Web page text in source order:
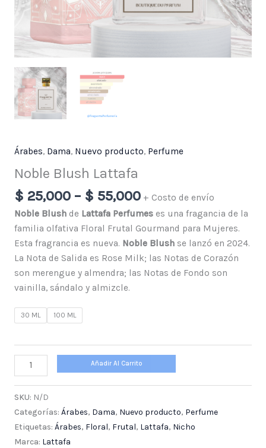
Árabes, Dama, Nuevo producto, Perfume
Noble Blush Lattafa
$ 25,000 – $ 55,000 + Costo de envío
Noble Blushde Lattafa Perfumeses una fragancia de la
familia olfativa Floral Frutal Gourmand para Mujeres.
Esta fragrancia es nueva. Noble Blushse lanzó en 2024.
La Nota de Salida es Rose Milk; las Notas de Corazón
son merengue y almendra; las Notas de Fondo son
vainilla, sándalo y almizcle.
30 ML 100 ML
Añadir Al Carrito
SKU: N/D
Categorías: Árabes, Dama, Nuevo producto, Perfume
Etiquetas: Árabes, Floral, Frutal, Lattafa, Nicho
Marca: Lattafa